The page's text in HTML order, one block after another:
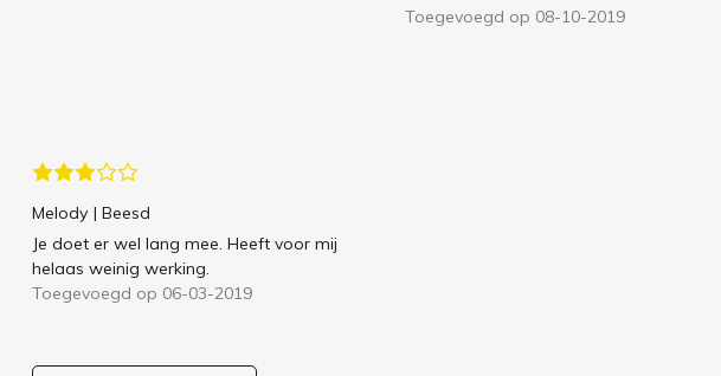
Toegevoegd op 08-10-2019
Melody | Beesd
Je doet er wel lang mee. Heeft voor mij
helaas weinig werking.
Toegevoegd op 06-03-2019